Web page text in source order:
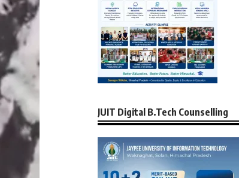
JUIT Digital B.Tech Counselling